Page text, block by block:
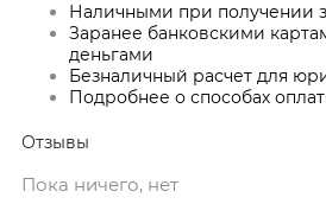
Наличными при получении
Заранее банковскими
деньгами
Безналичный расчет для
Подробнее о способах
Отзывы
Пока ничего, нет